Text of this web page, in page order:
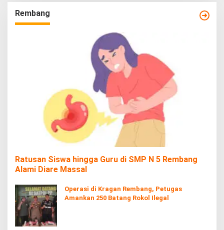
Rembang
Ratusan Siswa hingga Guru di SMP N 5 Rembang
Alami Diare Massal
Operasi di Kragan Rembang, Petugas
Amankan 250 Batang Rokol Ilegal